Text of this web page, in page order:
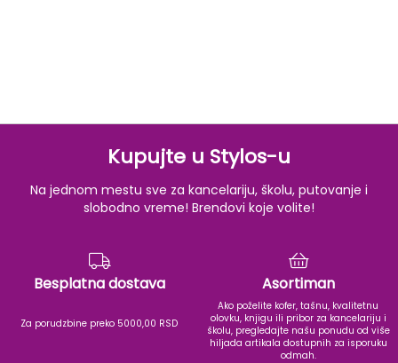
Kupujte u Stylos-u
Na jednom mestu sve za kancelariju, školu, putovanje i
slobodno vreme! Brendovi koje volite!
Besplatna dostava
Za porudzbine preko 5000,00 RSD
Asortiman
Ako poželite kofer, tašnu, kvalitetnu
olovku, knjigu ili pribor za kancelariju i
školu, pregledajte našu ponudu od više
hiljada artikala dostupnih za isporuku
odmah.